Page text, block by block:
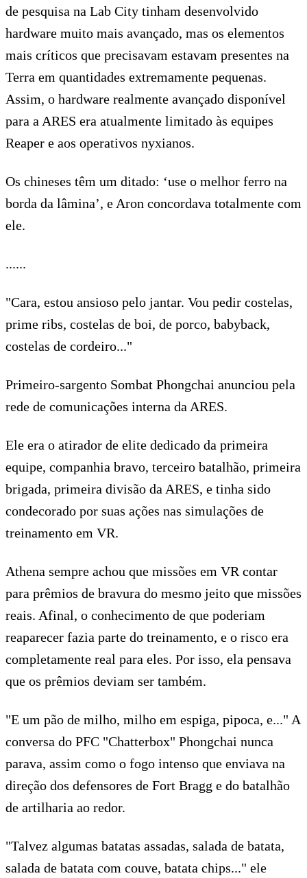
de pesquisa na Lab City tinham desenvolvido
hardware muito mais avançado, mas os elementos
mais críticos que precisavam estavam presentes na
Terra em quantidades extremamente pequenas.
Assim, o hardware realmente avançado disponível
para a ARES era atualmente limitado às equipes
Reaper e aos operativos nyxianos.
Os chineses têm um ditado: ‘use o melhor ferro na
borda da lâmina’, e Aron concordava totalmente com
ele.
......
"Cara, estou ansioso pelo jantar. Vou pedir costelas,
prime ribs, costelas de boi, de porco, babyback,
costelas de cordeiro..."
Primeiro-sargento Sombat Phongchai anunciou pela
rede de comunicações interna da ARES.
Ele era o atirador de elite dedicado da primeira
equipe, companhia bravo, terceiro batalhão, primeira
brigada, primeira divisão da ARES, e tinha sido
condecorado por suas ações nas simulações de
treinamento em VR.
Athena sempre achou que missões em VR contar
para prêmios de bravura do mesmo jeito que missões
reais. Afinal, o conhecimento de que poderiam
reaparecer fazia parte do treinamento, e o risco era
completamente real para eles. Por isso, ela pensava
que os prêmios deviam ser também.
"E um pão de milho, milho em espiga, pipoca, e..." A
conversa do PFC "Chatterbox" Phongchai nunca
parava, assim como o fogo intenso que enviava na
direção dos defensores de Fort Bragg e do batalhão
de artilharia ao redor.
"Talvez algumas batatas assadas, salada de batata,
salada de batata com couve, batata chips..." ele